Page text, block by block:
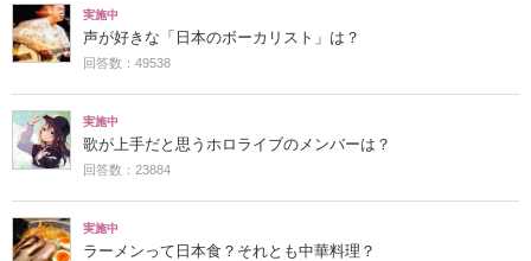
実施中
声が好きな「日本のボーカリスト」は？
回答数：49538
実施中
歌が上手だと思うホロライブのメンバーは？
回答数：23884
実施中
ラーメンって日本食？それとも中華料理？